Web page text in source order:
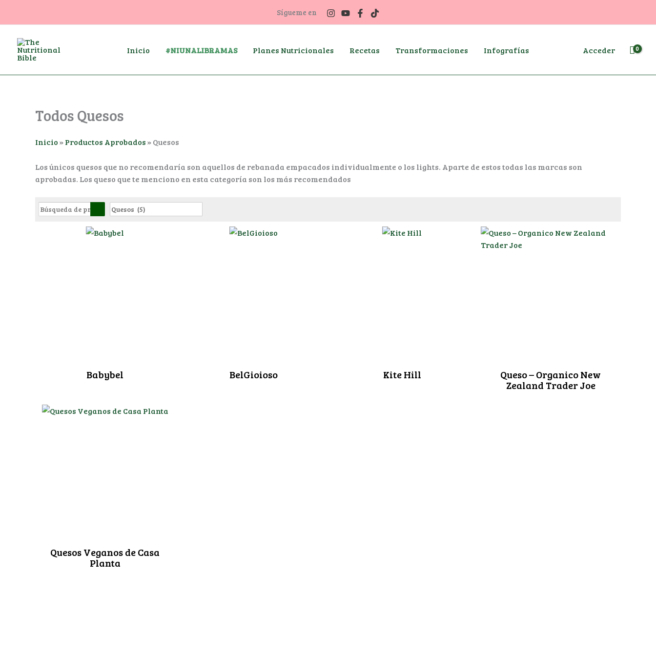
Sígueme en
Inicio #NIUNALIBRAMAS Planes Nutricionales Recetas Transformaciones Infografías Acceder
Todos Quesos
Inicio»Productos Aprobados»Quesos
Los únicos quesos que no recomendaría son aquellos de rebanada empacados individualmente o los lights. Aparte de estos todas las marcas son
aprobadas. Los queso que te menciono en esta categoría son los más recomendados
Babybel BelGioioso Kite Hill Queso – Organico New
Zealand Trader Joe
Quesos Veganos de Casa
Planta